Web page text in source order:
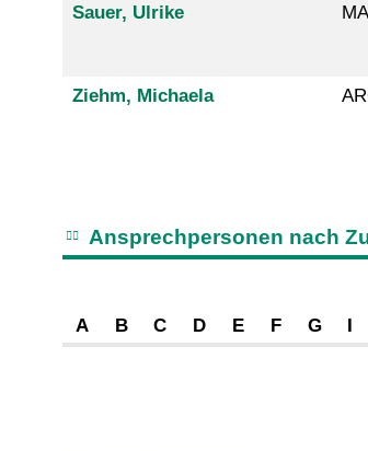
Sauer, Ulrike
Ziehm, Michaela
Ansprechpersonen nach
A B C D E F G